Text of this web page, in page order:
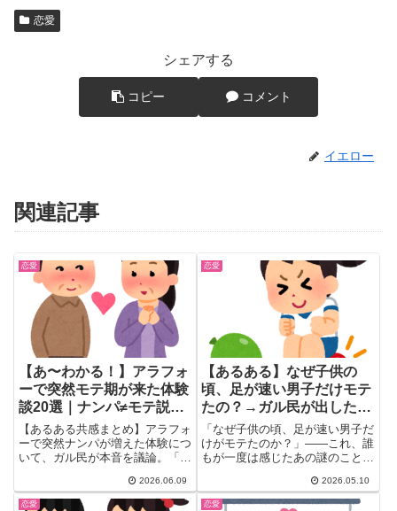
恋愛
シェアする
コピー コメント
イエロー
関連記事
恋愛
【あ〜わかる！】アラフォ
ーで突然モテ期が来た体験
談20選｜ナンパ≠モテ説と
40代女性の出会いリアル
【あるある共感まとめ】アラフォ
ーで突然ナンパが増えた体験につ
いて、ガル民が本音を議論。「勧
証拠！」「本当のモテとは違う」
と賛否両論。40代女性の出会い
2026.06.09
恋愛
【あるある】なぜ子供の
頃、足が速い男子だけモテ
たの？→ガル民が出した真
実の答えに「納得しかな
い」
「なぜ子供の頃、足が速い男子だ
けがモテたのか？」——これ、誰
もが一度は感じたあの謎のこと！
2026.05.10
恋愛 恋愛